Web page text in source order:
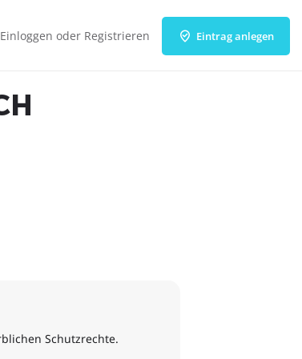
Einloggen oder Registrieren Eintrag anlegen
Schutzrechte.